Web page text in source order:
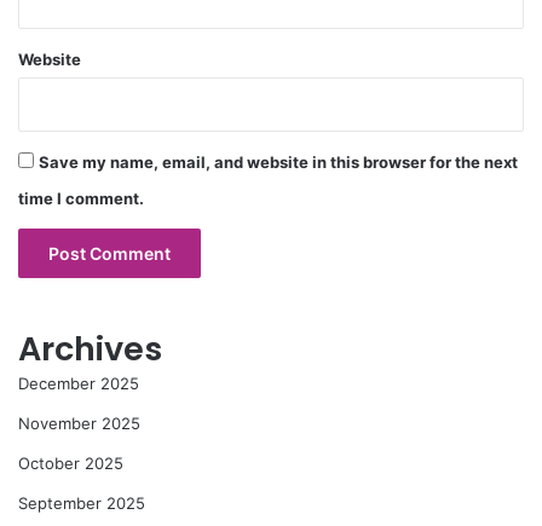
Website
Save my name, email, and website in this browser for the next
time I comment.
Archives
December 2025
November 2025
October 2025
September 2025